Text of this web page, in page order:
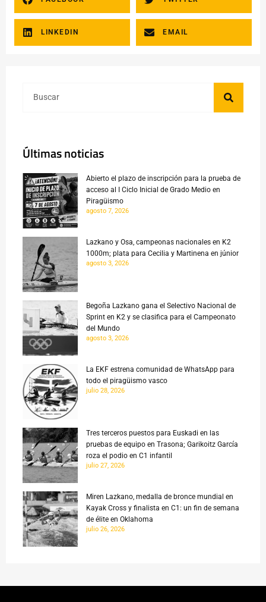
LINKEDIN EMAIL
Últimas noticias
Abierto el plazo de inscripción para la prueba de
acceso al I Ciclo Inicial de Grado Medio en
Piragüismo
agosto 7, 2026
Lazkano y Osa, campeonas nacionales en K2
1000m; plata para Cecilia y Martinena en júnior
agosto 3, 2026
Begoña Lazkano gana el Selectivo Nacional de
Sprint en K2 y se clasifica para el Campeonato
del Mundo
agosto 3, 2026
La EKF estrena comunidad de WhatsApp para
todo el piragüismo vasco
julio 28, 2026
Tres terceros puestos para Euskadi en las
pruebas de equipo en Trasona; Garikoitz García
roza el podio en C1 infantil
julio 27, 2026
Miren Lazkano, medalla de bronce mundial en
Kayak Cross y finalista en C1: un fin de semana
de élite en Oklahoma
julio 26, 2026